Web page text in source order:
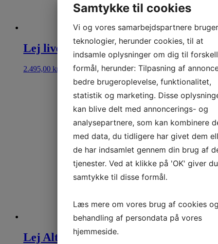
Lej live pakke op til 150 personer
2.495,00 kr. Se mere
Lej Alto TS 415
Samtykke til cookies
Vi og vores samarbejdspartnere bruger
teknologier, herunder cookies, til at
indsamle oplysninger om dig til
formål, herunder: Tilpasning af
bedre brugeroplevelse, funktionalitet,
statistik og marketing. Disse
kan blive delt med annoncerings- og
analysepartnere, som kan kombinere
med data, du tidligere har givet dem
de har indsamlet gennem din brug af
tjenester. Ved at klikke på 'OK' giver du
samtykke til disse formål.
Læs mere om vores brug af cookies
behandling af persondata på vores
hjemmeside.